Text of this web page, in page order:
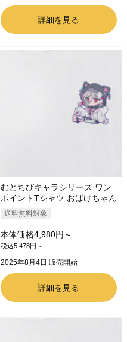
詳細を見る
むとちびキャラシリーズ ワン
ポイントTシャツ おばけちゃん
送料無料対象
本体価格4,980円～
税込5,478円～
2025年8月4日 販売開始
詳細を見る